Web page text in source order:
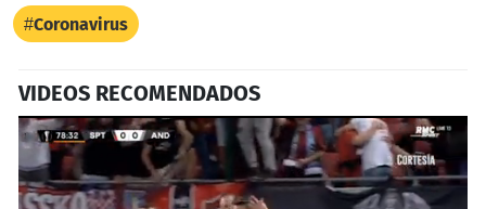
Coronavirus
VIDEOS RECOMENDADOS